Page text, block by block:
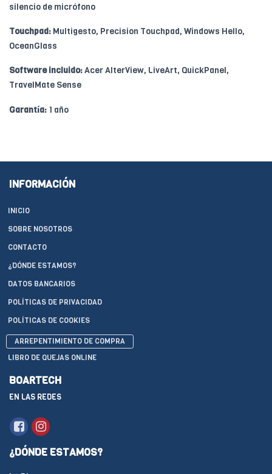
silencio de micrófono
Touchpad: Multigesto, Precision Touchpad, Windows Hello,
OceanGlass
Software incluido:Acer AlterView, LiveArt, QuickPanel,
TravelMate Sense
Garantía: 1 año
INFORMACIÓN
INICIO
SOBRE NOSOTROS
CONTACTO
¿DÓNDE ESTAMOS?
DATOS BANCARIOS
POLÍTICAS DE PRIVACIDAD
POLÍTICAS DE COOKIES
ARREPENTIMIENTO DE COMPRA
LIBRO DE QUEJAS ONLINE
BOARTECH
EN LAS REDES
¿DÓNDE ESTAMOS?